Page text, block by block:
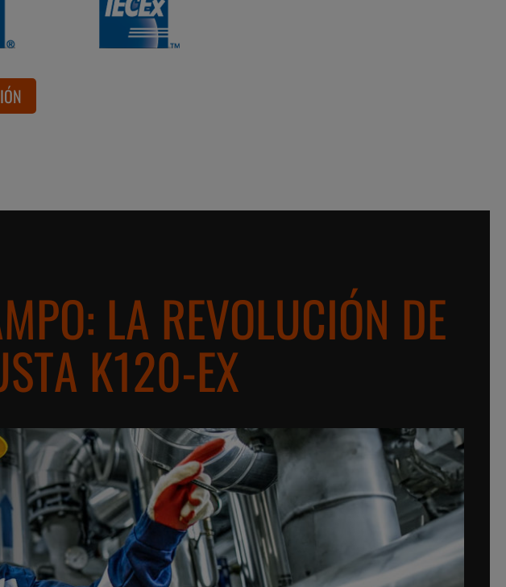
LA REVOLUCIÓN DE
K120-EX